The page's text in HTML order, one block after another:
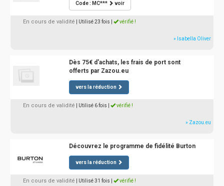
Code : MC*** voir
En cours de validité | Utilisé 23 fois vérifié !
» Isabella Oliver
Dès 75€ d'achats, les frais de port sont
offerts par Zazou.eu
vers la réduction
En cours de validité | Utilisé 6 fois vérifié !
» Zazou.eu
Découvrez le programme de fidélité Burton
vers la réduction
En cours de validité | Utilisé 31 fois vérifié !